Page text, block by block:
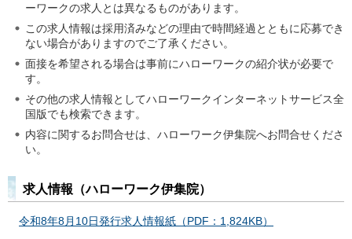
ーワークの求人とは異なるものがあります。
この求人情報は採用済みなどの理由で時間経過とともに応募でき
ない場合がありますのでご了承ください。
面接を希望される場合は事前にハローワークの紹介状が必要で
す。
その他の求人情報としてハローワークインターネットサービス全
国版でも検索できます。
内容に関するお問合せは、ハローワーク伊集院へお問合せくださ
い。
求人情報（ハローワーク伊集院）
令和8年8月10日発行求人情報紙（PDF：1,824KB）